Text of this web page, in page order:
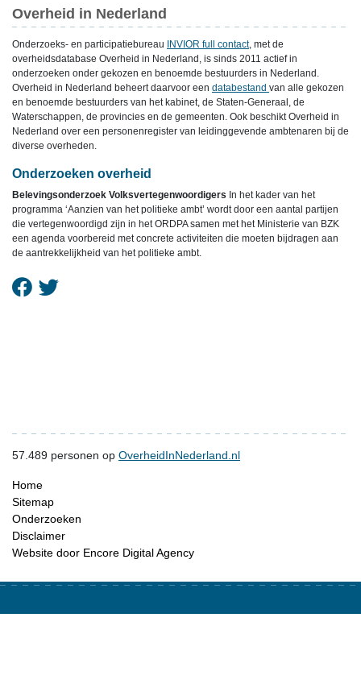
Overheid in Nederland
Onderzoeks- en participatiebureau INVIOR full contact, met de
overheidsdatabase Overheid in Nederland, is sinds 2011 actief in
onderzoeken onder gekozen en benoemde bestuurders in Nederland.
Overheid in Nederland beheert daarvoor een databestand van alle gekozen
en benoemde bestuurders van het kabinet, de Staten-Generaal, de
Waterschappen, de provincies en de gemeenten. Ook beschikt Overheid in
Nederland over een personenregister van leidinggevende ambtenaren bij de
diverse overheden.
Onderzoeken overheid
Belevingsonderzoek Volksvertegenwoordigers In het kader van het
programma ‘Aanzien van het politieke ambt’ wordt door een aantal partijen
die vertegenwoordigd zijn in het ORDPA samen met het Ministerie van BZK
een agenda voorbereid met concrete activiteiten die moeten bijdragen aan
de aantrekkelijkheid van het politieke ambt.
57.489 personen op OverheidInNederland.nl
Home
Sitemap
Onderzoeken
Disclaimer
Website door Encore Digital Agency